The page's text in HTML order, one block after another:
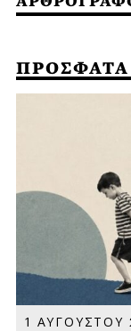
1 ΑΥΓΟΥΣΤΟΥ